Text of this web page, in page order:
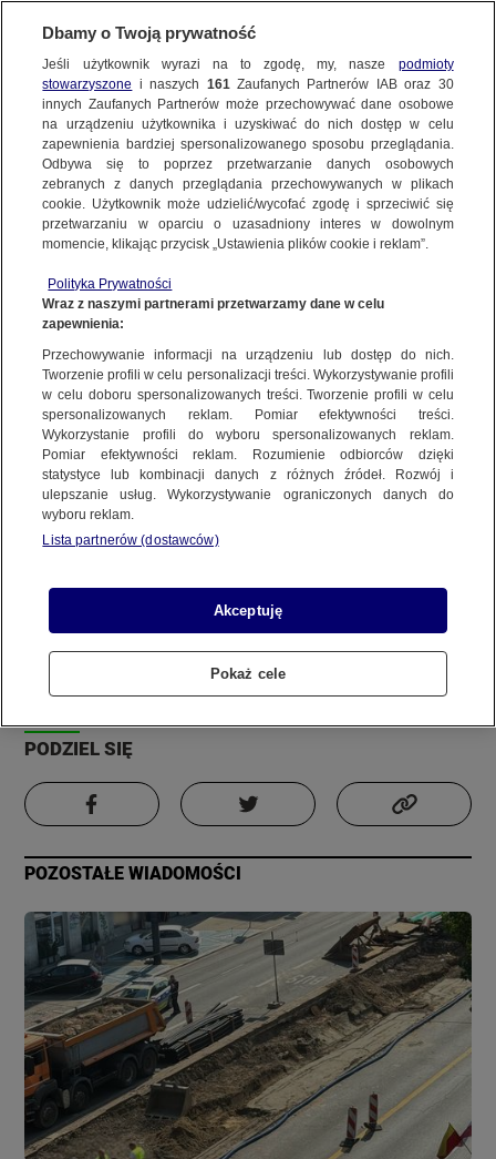
KONTAKT24
Wyślij Materiał
WYŚLIJ MATERIAŁ
NAJNOWSZE
GORĄCE TEMATY
WIĘCEJ
KANAŁY
REGULAMIN SERWISU
POLITYKA PRYWATNOŚCI
Copyright (C) 1997-2025 Korzystanie z materiałów redakcyjnych TVN S.A. / TVN Media Sp. z
pokrewnych TVN S.A. / TVN Media Sp. z o.o. wyraźnie zastrzega, że dalsze
internetowych TVN S.A. / TVN Media Sp. z o.o. jest zabronione.
Dzień dobry!
Jedno konto do wszystkich usług
MATERIAŁ UŻYTKOWNIKA
Time Square-Nowy Rok-2014.
18 GRUDNIA 2023 1:41
Ważny temat?
Podziel się!
Wyślij materiał
Zdjęcie Film
Materiał internauty
Aktualizacja: 18 grudnia 2023, 1:41
PODZIEL SIĘ
POZOSTAŁE WIADOMOŚCI
Dbamy o Twoją prywatność
Jeśli użytkownik wyrazi na to zgodę, my, nasze podmioty
stowarzyszone i naszych 161Zaufanych Partnerów IAB oraz 30
innych Zaufanych Partnerów może przechowywać dane osobowe
na urządzeniu użytkownika i uzyskiwać do nich dostęp w celu
zapewnienia bardziej spersonalizowanego sposobu przeglądania.
Odbywa się to poprzez przetwarzanie danych osobowych
zebranych z danych przeglądania przechowywanych w plikach
cookie. Użytkownik może udzielić/wycofać zgodę i sprzeciwić się
przetwarzaniu w oparciu o uzasadniony interes w dowolnym
momencie, klikając przycisk „Ustawienia plików cookie i reklam”.
Polityka Prywatności
Wraz z naszymi partnerami przetwarzamy dane w celu
zapewnienia:
Przechowywanie informacji na urządzeniu lub dostęp do nich.
Tworzenie profili w celu personalizacji treści. Wykorzystywanie profili
w celu doboru spersonalizowanych treści. Tworzenie profili w celu
spersonalizowanych reklam. Pomiar efektywności treści.
Wykorzystanie profili do wyboru spersonalizowanych reklam.
Pomiar efektywności reklam. Rozumienie odbiorców dzięki
statystyce lub kombinacji danych z różnych źródeł. Rozwój i
ulepszanie usług. Wykorzystywanie ograniczonych danych do
wyboru reklam.
Lista partnerów (dostawców)
Akceptuję
Pokaż cele